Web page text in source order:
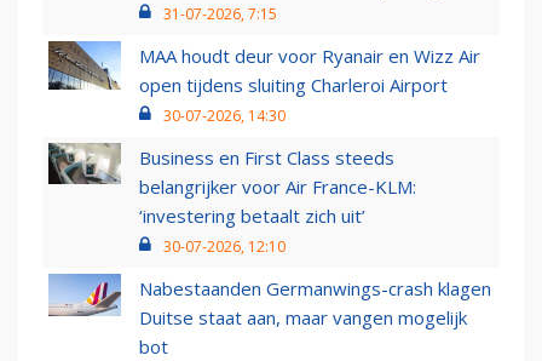
31-07-2026, 7:15
MAA houdt deur voor Ryanair en Wizz Air
open tijdens sluiting Charleroi Airport
30-07-2026, 14:30
Business en First Class steeds
belangrijker voor Air France-KLM:
‘investering betaalt zich uit’
30-07-2026, 12:10
Nabestaanden Germanwings-crash klagen
Duitse staat aan, maar vangen mogelijk
bot